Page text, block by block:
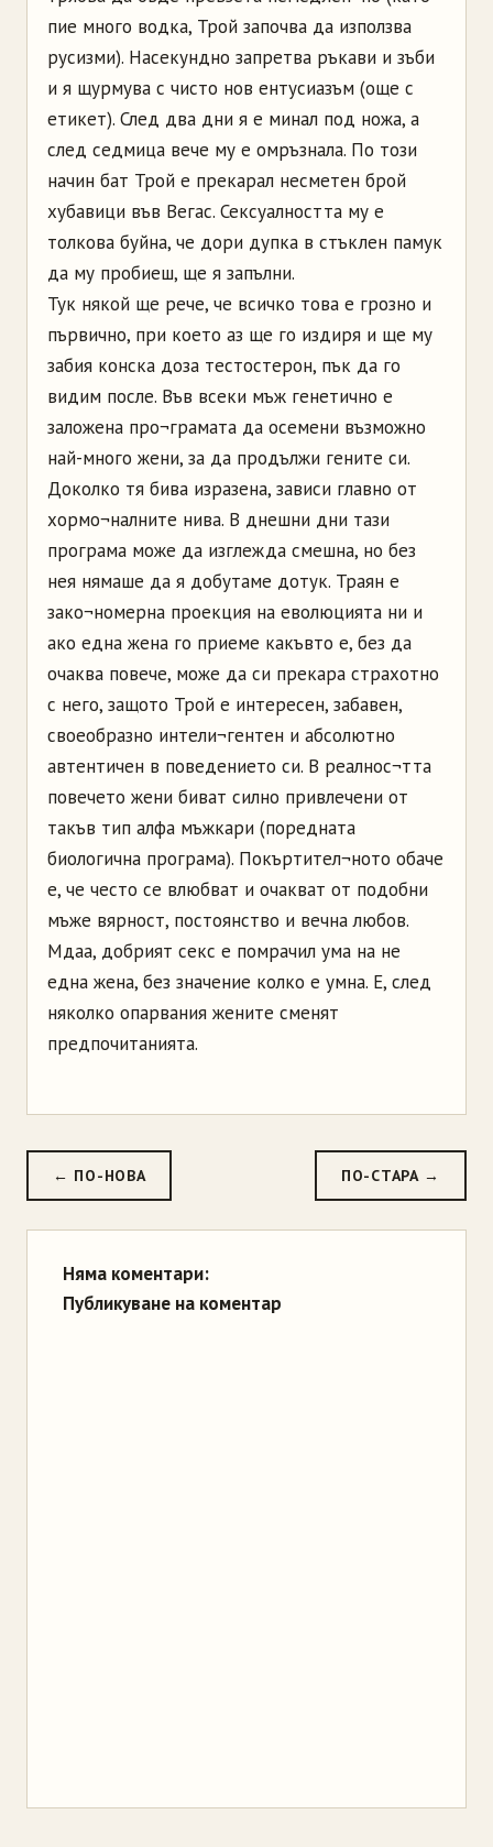
пие много водка, Трой започва да използва
русизми). Насекундно запретва ръкави и зъби
и я щурмува с чисто нов ентусиазъм (още с
етикет). След два дни я е минал под ножа, а
след седмица вече му е омръзнала. По този
начин бат Трой е прекарал несметен брой
хубавици във Вегас. Сексуалността му е
толкова буйна, че дори дупка в стъклен памук
да му пробиеш, ще я запълни.
Тук някой ще рече, че всичко това е грозно и
първично, при което аз ще го издиря и ще му
забия конска доза тестостерон, пък да го
видим после. Във всеки мъж генетично е
заложена про¬грамата да осемени възможно
най-много жени, за да продължи гените си.
Доколко тя бива изразена, зависи главно от
хормо¬налните нива. В днешни дни тази
програма може да изглежда смешна, но без
нея нямаше да я добутаме дотук. Траян е
зако¬номерна проекция на еволюцията ни и
ако една жена го приеме какъвто е, без да
очаква повече, може да си прекара страхотно
с него, защото Трой е интересен, забавен,
своеобразно интели¬гентен и абсолютно
автентичен в поведението си. В реалнос¬тта
повечето жени биват силно привлечени от
такъв тип алфа мъжкари (поредната
биологична програма). Покъртител¬ното обаче
е, че често се влюбват и очакват от подобни
мъже вярност, постоянство и вечна любов.
Мдаа, добрият секс е помрачил ума на не
една жена, без значение колко е умна. Е, след
няколко опарвания жените сменят
предпочитанията.
← ПО-НОВА ПО-СТАРА →
Няма коментари:
Публикуване на коментар